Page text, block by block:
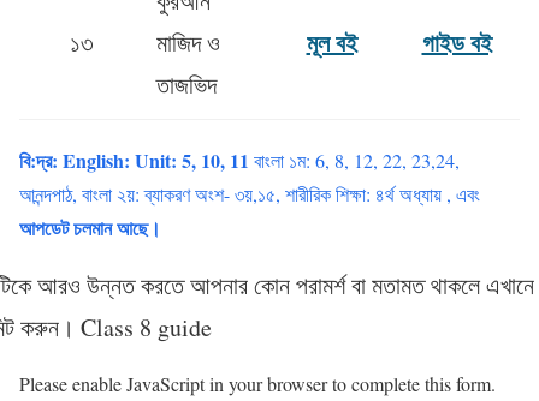
১৩
মাজিদ ও
তাজভিদ
মূল বই গাইড বই
বি:দ্র: English: Unit: 5, 10, 11 বাংলা ১ম: 6, 8, 12, 22, 23,24,
আনন্দপাঠ, বাংলা ২য়: ব্যাকরণ অংশ- ৩য়,১৫, শারীরিক শিক্ষা: ৪র্থ অধ্যায় , এবং
আপডেট চলমান আছে।
আরও উন্নত করতে আপনার কোন পরামর্শ বা মতামত থাকলে এখানে
করুন। Class 8 guide
Please enable JavaScript in your browser to complete this form.